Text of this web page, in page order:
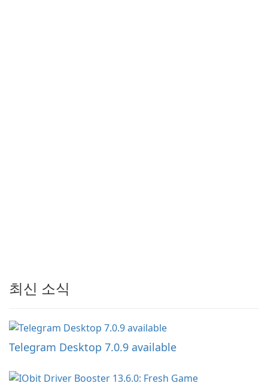
최신 소식
Telegram Desktop 7.0.9 available